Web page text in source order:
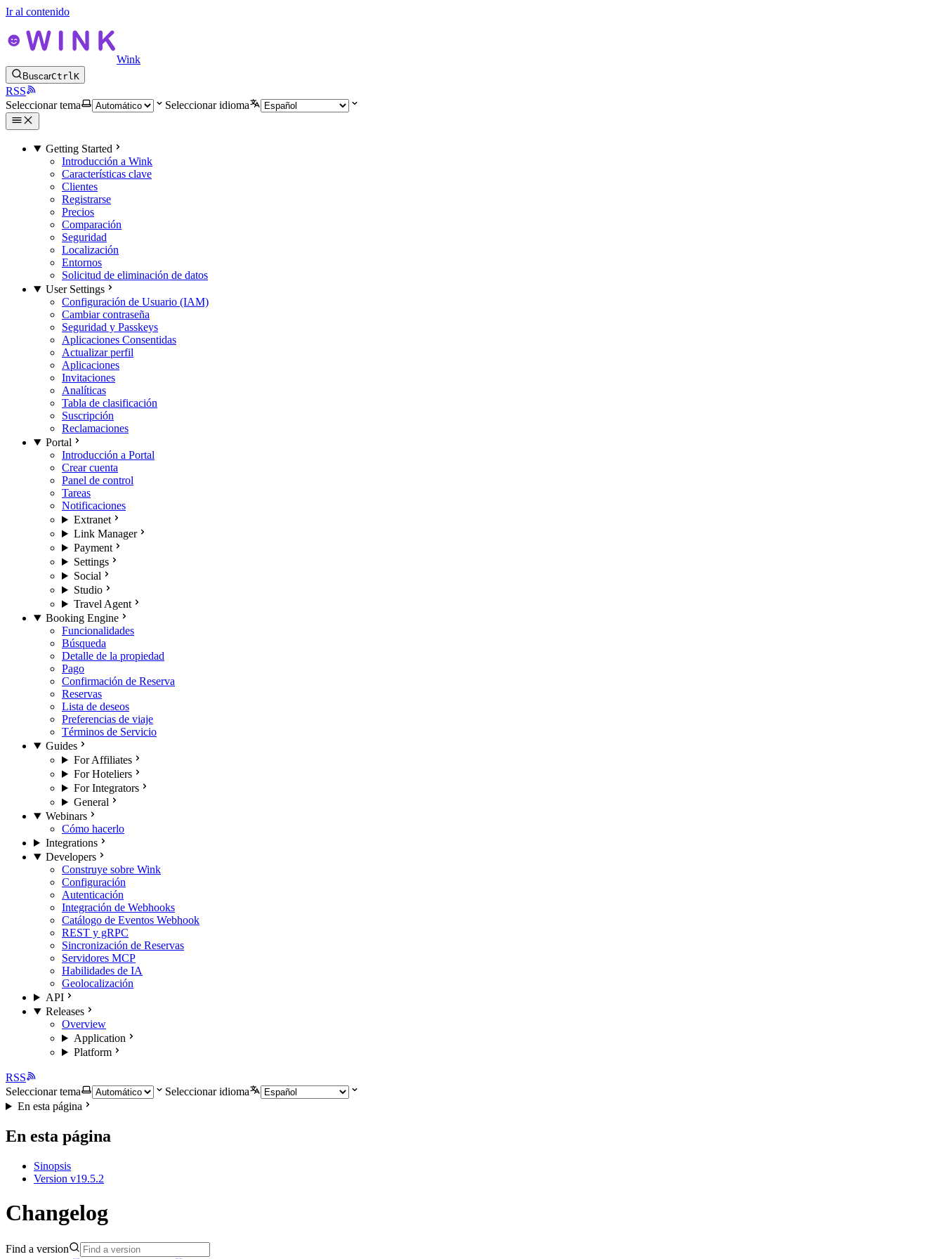
Ir al contenido
Wink
BuscarCtrlK
RSS
Seleccionar tema
Seleccionar idioma
Getting Started
Introducción a Wink
Características clave
Clientes
Registrarse
Precios
Comparación
Seguridad
Localización
Entornos
Solicitud de eliminación de datos
User Settings
Configuración de Usuario (IAM)
Cambiar contraseña
Seguridad y Passkeys
Aplicaciones Consentidas
Actualizar perfil
Aplicaciones
Invitaciones
Analíticas
Tabla de clasificación
Suscripción
Reclamaciones
Portal
Introducción a Portal
Crear cuenta
Panel de control
Tareas
Notificaciones
Extranet
Link Manager
Payment
Settings
Social
Studio
Travel Agent
Booking Engine
Funcionalidades
Búsqueda
Detalle de la propiedad
Pago
Confirmación de Reserva
Reservas
Lista de deseos
Preferencias de viaje
Términos de Servicio
Guides
For Affiliates
For Hoteliers
For Integrators
General
Webinars
Cómo hacerlo
Integrations
Developers
Construye sobre Wink
Configuración
Autenticación
Integración de Webhooks
Catálogo de Eventos Webhook
REST y gRPC
Sincronización de Reservas
Servidores MCP
Habilidades de IA
Geolocalización
API
Releases
Overview
Application
Platform
RSS
Seleccionar tema
Seleccionar idioma
En esta página
En esta página
Sinopsis
Version v19.5.2
Changelog
Find a version